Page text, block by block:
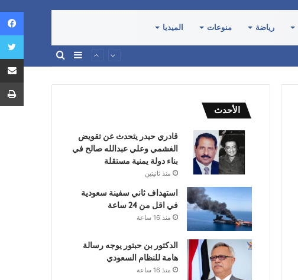
رياضة منوعات الميديا
إضافة
الأحدث
قادري حيدر يتحدث عن تقويض
الغشمي وعلي عبدالله صالح في
بناء دولة يمنية مستقلة
منذ ثانيتين
استهداف ثاني سفينة سعودية
في اقل من 24 ساعة
منذ 16 ساعة
الدكتور بن حبتور يوجه رسالة
هامة للنظام السعودي
منذ 16 ساعة